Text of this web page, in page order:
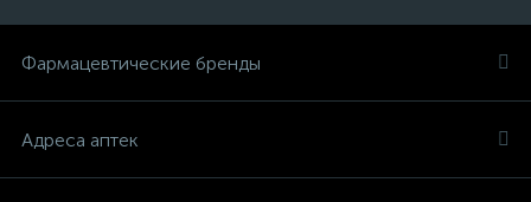
Фармацевтические бренды
Адреса аптек